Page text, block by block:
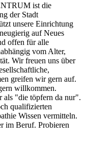
ist die
der Stadt
unsere Einrichtung
auf Neues
offen für alle
vom Alter,
Wir freuen uns über
greifen wir gern auf.
willkommen.
als "die töpfern da nur".
qualifizierten
Wissen vermitteln.
im Beruf. Probieren